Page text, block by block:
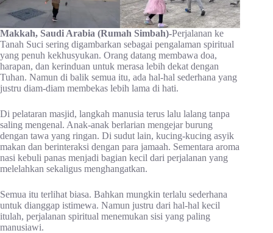
Makkah, Saudi Arabia (Rumah Simbah)-Perjalanan ke
Tanah Suci sering digambarkan sebagai pengalaman spiritual
yang penuh kekhusyukan. Orang datang membawa doa,
harapan, dan kerinduan untuk merasa lebih dekat dengan
Tuhan. Namun di balik semua itu, ada hal-hal sederhana yang
justru diam-diam membekas lebih lama di hati.
Di pelataran masjid, langkah manusia terus lalu lalang tanpa
saling mengenal. Anak-anak berlarian mengejar burung
dengan tawa yang ringan. Di sudut lain, kucing-kucing asyik
makan dan berinteraksi dengan para jamaah. Sementara aroma
nasi kebuli panas menjadi bagian kecil dari perjalanan yang
melelahkan sekaligus menghangatkan.
Semua itu terlihat biasa. Bahkan mungkin terlalu sederhana
untuk dianggap istimewa. Namun justru dari hal-hal kecil
itulah, perjalanan spiritual menemukan sisi yang paling
manusiawi.